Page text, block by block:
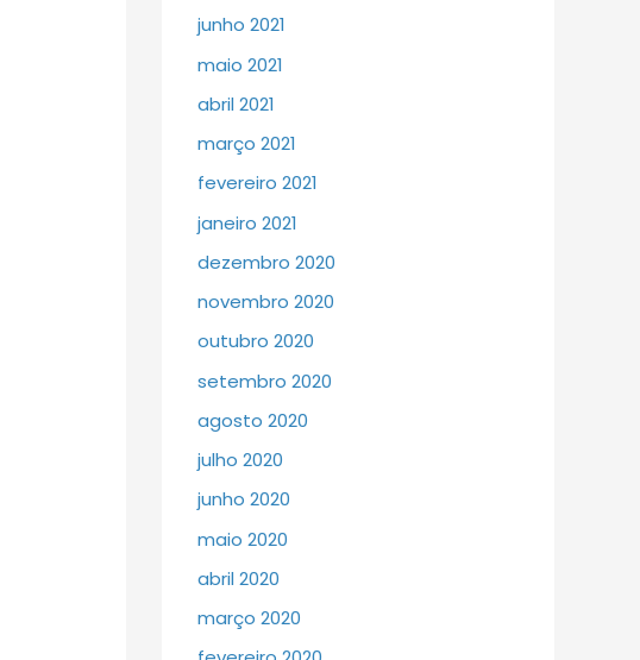
junho 2021
maio 2021
abril 2021
março 2021
fevereiro 2021
janeiro 2021
dezembro 2020
novembro 2020
outubro 2020
setembro 2020
agosto 2020
julho 2020
junho 2020
maio 2020
abril 2020
março 2020